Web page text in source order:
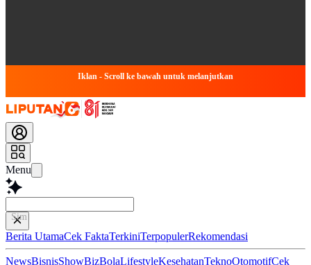
Iklan - Scroll ke bawah untuk melanjutkan
Menu
Simpulkan Arti
Berita UtamaCek FaktaTerkiniTerpopulerRekomendasi
NewsBisnisShowBizBolaLifestyleKesehatanTeknoOtomotifCek